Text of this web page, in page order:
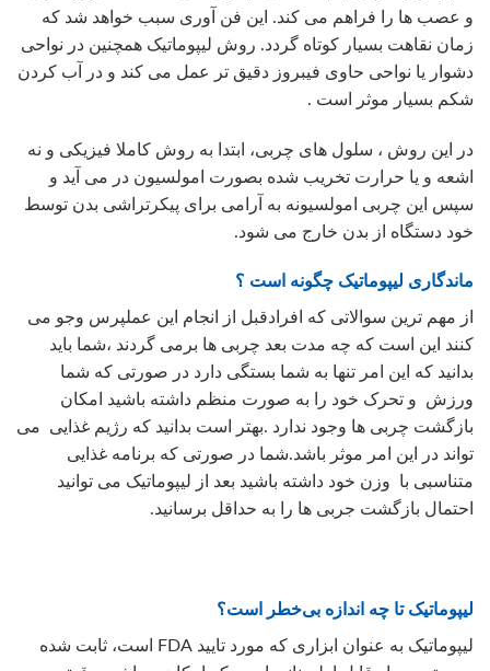
و عصب ها را فراهم می کند. این فن آوری سبب خواهد شد که
زمان نقاهت بسیار کوتاه گردد. روش لیپوماتیک همچنین در نواحی
دشوار یا نواحی حاوی فیبروز دقیق تر عمل می کند و در آب کردن
شکم بسیار موثر است .
در این روش ، سلول های چربی، ابتدا به روش کاملا فیزیکى و نه
اشعه و یا حرارت تخریب شده بصورت امولسیون در می آید و
سپس این چربی امولسیونه به آرامی برای پیکرتراشی بدن توسط
خود دستگاه از بدن خارج می شود.
ماندگاری لیپوماتیک چگونه است ؟
از مهم ترین سوالاتی که افرادقبل از انجام این عملپرس وجو می
کنند این است که چه مدت بعد چربی ها برمی گردند ،شما باید
بدانید که این امر تنها به شما بستگی دارد در صورتی که شما
ورزش و تحرک خود را به صورت منظم داشته باشید امکان
بازگشت چربی ها وجود ندارد .بهتر است بدانید که رژیم غذایی می
تواند در این امر موثر باشد.شما در صورتی که برنامه غذایی
متناسبی با وزن خود داشته باشید بعد از لیپوماتیک می توانید
احتمال بازگشت جربی ها را به حداقل برسانید.
لیپوماتیک تا چه اندازه بی‌خطر است؟
لیپوماتیک به عنوان ابزاری که مورد تایید FDA است، ثابت شده